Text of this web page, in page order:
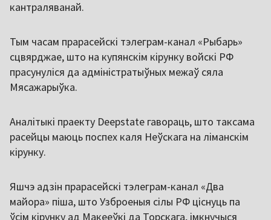
кантраляванай.
Тым часам прарасейскі тэлеграм-канал «Рыбарь»
сцвярджае, што на купянскім кірунку войскі РФ
прасунуліся да адміністратыўных межаў сяла
Мясажарыўка.
Аналітыкі праекту Deepstate гавораць, што таксама
расейцы маюць поспех каля Неўскага на ліманскім
кірунку.
Яшчэ адзін прарасейскі тэлеграм-канал «Два
майора» піша, што Узброеныя сілы РФ ціснуць па
ўсім кірунку ад Макееўкі да Торскага, імкнучыся